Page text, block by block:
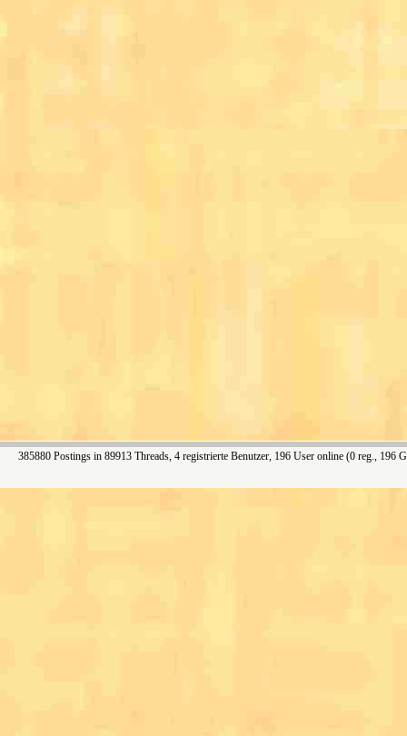
385880 Postings in 89913 Threads, 4 registrierte Benutzer, 196 User online (0 reg., 196